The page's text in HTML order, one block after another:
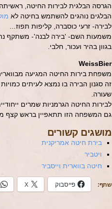
הגרסה הבלגית לבירות החיטה, ראשיתה
הבלגים נוהגים להשתמש בחיטה לא
לבירה- זרעי כוסברה, קליפות תפוז…
משמעות השם- 'בירה לבנה'- משתקף
בגוון בהיר ועכור, חלבי.
WeissBier
משפחת בירות החיטה המגיעה
זה סגנון הבירה בו נמצא לעיתים
שעורה.
לבירות החיטה הגרמניות שמרים
גם המשפחה הזו תתאפיין בראש קצף
מושגים קשורים
בירת חיטה אמריקנית
ויטביר
חיטה בווארית וייסביר
שתף: פייסבוק X